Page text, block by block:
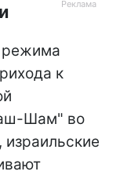
режима
к
аш-Шам" во